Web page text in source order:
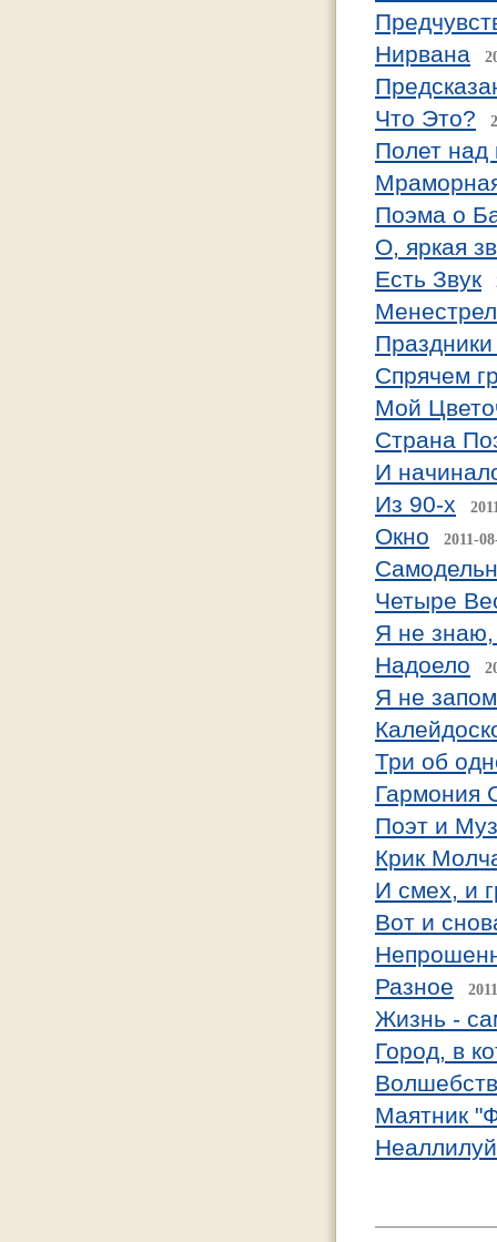
Нирвана
Что Это?
Полет
Поэма о
О, яркая
Есть Звук
Спрячем
Мой
Страна
И
Из 90-х
Окно 2011-
Четыре
Я не знаю,
Надоело
Я не
Три об
Гармония
Поэт и
Крик
И смех, и
Вот и
Разное
Жизнь -
Город, в
Маятник